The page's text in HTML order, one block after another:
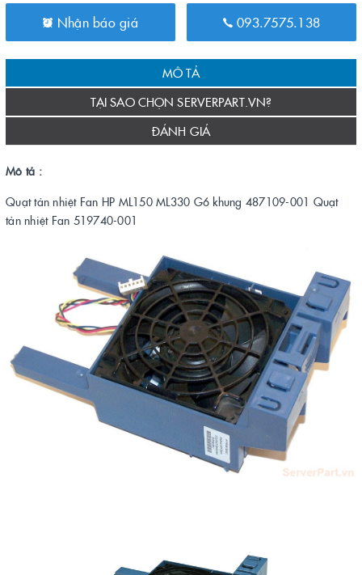
Nhận báo giá 093.7575.138
MÔ TẢ
TẠI SAO CHỌN SERVERPART.VN?
ĐÁNH GIÁ
Mô tả :
Quạt tản nhiệt Fan HP ML150 ML330 G6 khung 487109-001 Quạt
tản nhiệt Fan 519740-001